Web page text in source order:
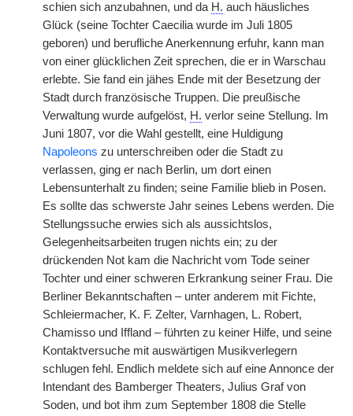
schien sich anzubahnen, und da H. auch häusliches
Glück (seine Tochter Caecilia wurde im Juli 1805
geboren) und berufliche Anerkennung erfuhr, kann man
von einer glücklichen Zeit sprechen, die er in Warschau
erlebte. Sie fand ein jähes Ende mit der Besetzung der
Stadt durch französische Truppen. Die preußische
Verwaltung wurde aufgelöst, H. verlor seine Stellung. Im
Juni 1807, vor die Wahl gestellt, eine Huldigung
Napoleons zu unterschreiben oder die Stadt zu
verlassen, ging er nach Berlin, um dort einen
Lebensunterhalt zu finden; seine Familie blieb in Posen.
Es sollte das schwerste Jahr seines Lebens werden. Die
Stellungssuche erwies sich als aussichtslos,
Gelegenheitsarbeiten trugen nichts ein; zu der
drückenden Not kam die Nachricht vom Tode seiner
Tochter und einer schweren Erkrankung seiner Frau. Die
Berliner Bekanntschaften – unter anderem mit Fichte,
Schleiermacher, K. F. Zelter, Varnhagen, L. Robert,
Chamisso und Iffland – führten zu keiner Hilfe, und seine
Kontaktversuche mit auswärtigen Musikverlegern
schlugen fehl. Endlich meldete sich auf eine Annonce der
Intendant des Bamberger Theaters, Julius Graf von
Soden, und bot ihm zum September 1808 die Stelle